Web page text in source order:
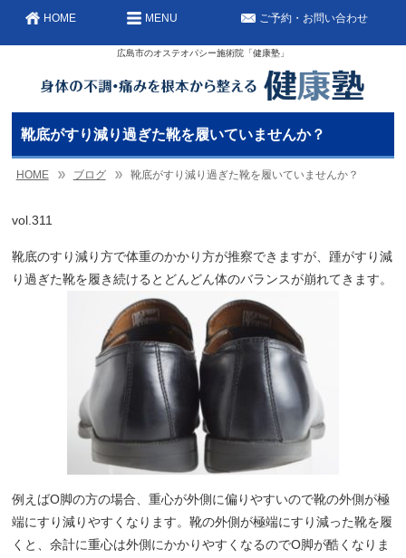
広島市のオステオパシー施術院「健康塾」
HOME ご予約・お問い合わせ
MENU
靴底がすり減り過ぎた靴を履いていませんか？
HOME ブログ 靴底がすり減り過ぎた靴を履いていませんか？
vol.311
靴底のすり減り方で体重のかかり方が推察できますが、踵がすり減
り過ぎた靴を履き続けるとどんどん体のバランスが崩れてきます。
例えばO脚の方の場合、重心が外側に偏りやすいので靴の外側が極
端にすり減りやすくなります。靴の外側が極端にすり減った靴を履
くと、余計に重心は外側にかかりやすくなるのでO脚が酷くなりま